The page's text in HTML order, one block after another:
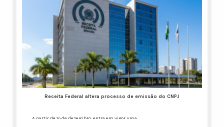
Publicação aponta salto
de eficiência e economia
para o cidadão por meio
do trabalho dos
cartórios de RTD e RCPJ
Nos últimos anos, as
especialidades
consolidaram a digitalização
dos serviços
Receita Federal altera processo de emissão do CNPJ
A partir de 1º de dezembro, entra em vigor uma